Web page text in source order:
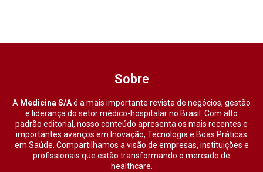
Sobre
A Medicina S/Aé a mais importante revista de negócios, gestão
e liderança do setor médico-hospitalar no Brasil. Com alto
padrão editorial, nosso conteúdo apresenta os mais recentes e
importantes avanços em Inovação, Tecnologia e Boas Práticas
em Saúde. Compartilhamos a visão de empresas, instituições e
profissionais que estão transformando o mercado de
healthcare.